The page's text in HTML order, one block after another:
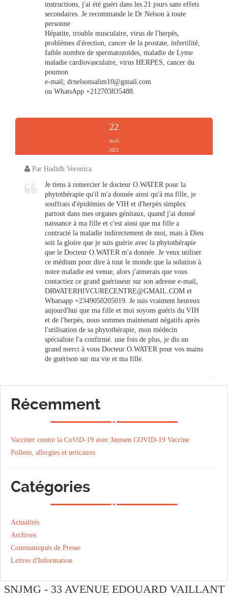
instructions, j'ai été guéri dans les 21 jours sans effets
secondaires. Je recommande le Dr Nelson à toute
personne
Hépatite, trouble musculaire, virus de l'herpès,
problèmes d'érection, cancer de la prostate, infertilité,
faible nombre de spermatozoïdes, maladie de Lyme
maladie cardiovasculaire, virus HERPES, cancer du
poumon
e-mail; drnelsonsalim10@gmail.com
ou WhatsApp +212703835488.
22
Avril
2021
Par Hadidh Veronica
Je tiens à remercier le docteur O.WATER pour la
phytothérapie qu'il m'a donnée ainsi qu'à ma fille, je
souffrais d'épidémies de VIH et d'herpès simplex
partout dans mes organes génitaux, quand j'ai donné
naissance à ma fille et c'est ainsi que ma fille a
contracté la maladie indirectement de moi, mais à Dieu
soit la gloire que je suis guérie avec la phytothérapie
que le Docteur O.WATER m'a donnée. Je veux utiliser
ce médium pour dire à tout le monde que la solution à
notre maladie est venue, alors j'aimerais que vous
contactiez ce grand guérisseur sur son adresse e-mail,
DRWATERHIVCURECENTRE@GMAIL.COM et
Whatsapp +2349050205019. Je suis vraiment heureux
aujourd'hui que ma fille et moi soyons guéris du VIH
et de l'herpès, nous sommes maintenant négatifs après
l'utilisation de sa phytothérapie, mon médecin
spécialiste l'a confirmé. une fois de plus, je dis un
grand merci à vous Docteur O.WATER pour vos mains
de guérison sur ma vie et ma fille.
Récemment
Vacciner contre la CoViD-19 avec Janssen COVID-19 Vaccine
Pollens, allergies et urticaires
Catégories
Actualités
Archives
Communiqués de Presse
Lettres d'Information
SNJMG - 33 AVENUE EDOUARD VAILLANT